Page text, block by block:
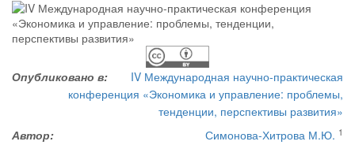
Опубликовано в:
IV Международная научно-практическая
конференция «Экономика и управление: проблемы,
тенденции, перспективы развития»
Автор:
Симонова-Хитрова М.Ю. 1